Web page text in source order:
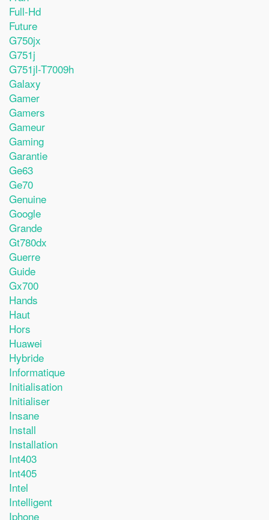
Full-Hd
Future
G750jx
G751j
G751jl-T7009h
Galaxy
Gamer
Gamers
Gameur
Gaming
Garantie
Ge63
Ge70
Genuine
Google
Grande
Gt780dx
Guerre
Guide
Gx700
Hands
Haut
Hors
Huawei
Hybride
Informatique
Initialisation
Initialiser
Insane
Install
Installation
Int403
Int405
Intel
Intelligent
Iphone